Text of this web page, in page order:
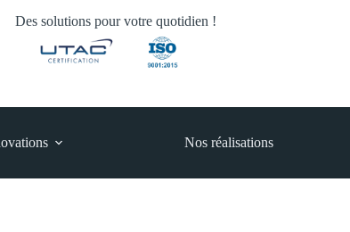
Des solutions pour votre quotidien !
Nos réalisations